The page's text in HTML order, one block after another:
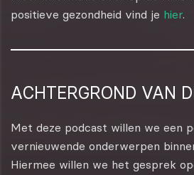
positieve gezondheid vind je hier.
ACHTERGROND VAN
Met deze podcast willen we een
vernieuwende onderwerpen
Hiermee willen we het gesprek